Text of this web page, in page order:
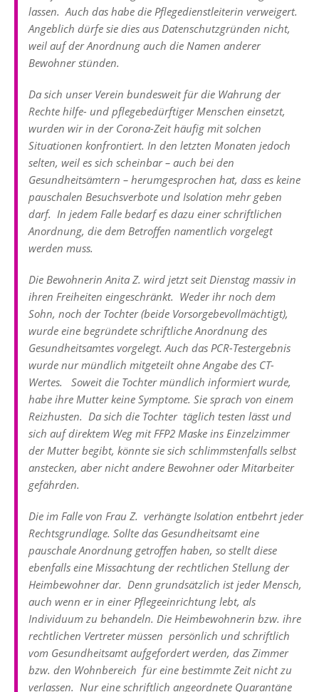
lassen. Auch das habe die Pflegedienstleiterin verweigert.
Angeblich dürfe sie dies aus Datenschutzgründen nicht,
weil auf der Anordnung auch die Namen anderer
Bewohner stünden.
Da sich unser Verein bundesweit für die Wahrung der
Rechte hilfe- und pflegebedürftiger Menschen einsetzt,
wurden wir in der Corona-Zeit häufig mit solchen
Situationen konfrontiert. In den letzten Monaten jedoch
selten, weil es sich scheinbar – auch bei den
Gesundheitsämtern – herumgesprochen hat, dass es keine
pauschalen Besuchsverbote und Isolation mehr geben
darf. In jedem Falle bedarf es dazu einer schriftlichen
Anordnung, die dem Betroffen namentlich vorgelegt
werden muss.
Die Bewohnerin Anita Z. wird jetzt seit Dienstag massiv in
ihren Freiheiten eingeschränkt. Weder ihr noch dem
Sohn, noch der Tochter (beide Vorsorgebevollmächtigt),
wurde eine begründete schriftliche Anordnung des
Gesundheitsamtes vorgelegt. Auch das PCR-Testergebnis
wurde nur mündlich mitgeteilt ohne Angabe des CT-
Wertes. Soweit die Tochter mündlich informiert wurde,
habe ihre Mutter keine Symptome. Sie sprach von einem
Reizhusten. Da sich die Tochter täglich testen lässt und
sich auf direktem Weg mit FFP2 Maske ins Einzelzimmer
der Mutter begibt, könnte sie sich schlimmstenfalls selbst
anstecken, aber nicht andere Bewohner oder Mitarbeiter
gefährden.
Die im Falle von Frau Z. verhängte Isolation entbehrt jeder
Rechtsgrundlage. Sollte das Gesundheitsamt eine
pauschale Anordnung getroffen haben, so stellt diese
ebenfalls eine Missachtung der rechtlichen Stellung der
Heimbewohner dar. Denn grundsätzlich ist jeder Mensch,
auch wenn er in einer Pflegeeinrichtung lebt, als
Individuum zu behandeln. Die Heimbewohnerin bzw. ihre
rechtlichen Vertreter müssen persönlich und schriftlich
vom Gesundheitsamt aufgefordert werden, das Zimmer
bzw. den Wohnbereich für eine bestimmte Zeit nicht zu
verlassen. Nur eine schriftlich angeordnete Quarantäne